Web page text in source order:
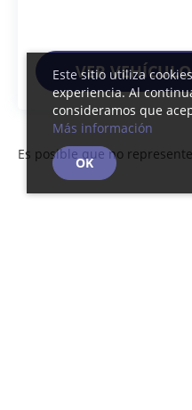
VER VEHÍCULO
Es posible que no
Este sitio utiliza
experiencia. Al
consideramos que
Más información
OK